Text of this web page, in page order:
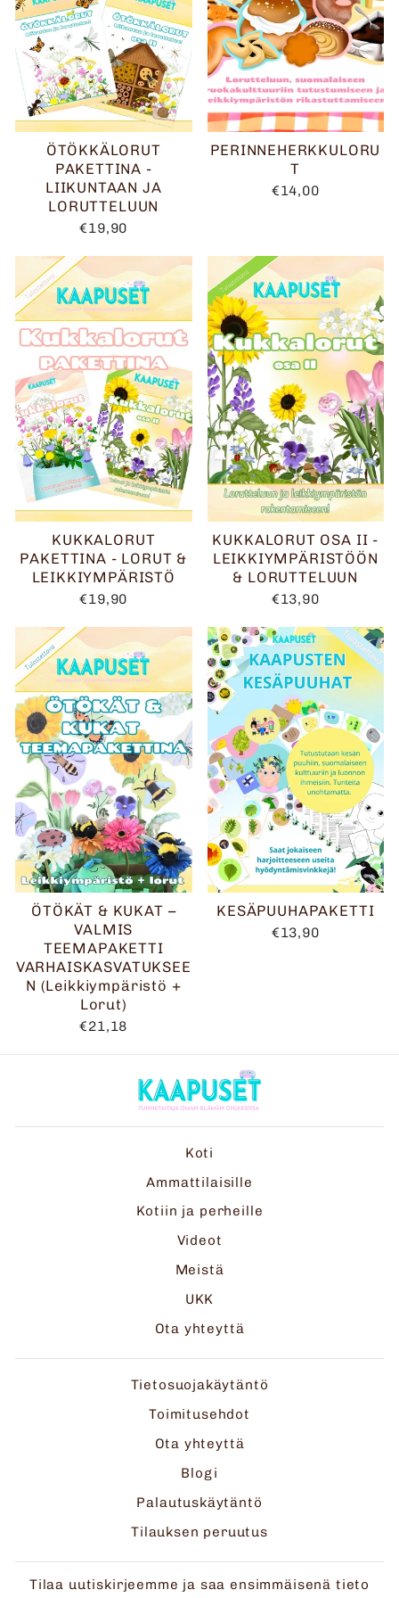
ÖTÖKKÄLORUT
PAKETTINA -
LIIKUNTAAN JA
LORUTTELUUN
€19,90
PERINNEHERKKULORU
T
€14,00
KUKKALORUT
PAKETTINA - LORUT &
LEIKKIYMPÄRISTÖ
€19,90
KUKKALORUT OSA II -
LEIKKIYMPÄRISTÖÖN
& LORUTTELUUN
€13,90
ÖTÖKÄT & KUKAT –
VALMIS
TEEMAPAKETTI
VARHAISKASVATUKSEE
N (Leikkiympäristö +
Lorut)
€21,18
KESÄPUUHAPAKETTI
€13,90
Koti
Ammattilaisille
Kotiin ja perheille
Videot
Meistä
UKK
Ota yhteyttä
Tietosuojakäytäntö
Toimitusehdot
Ota yhteyttä
Blogi
Palautuskäytäntö
Tilauksen peruutus
Tilaa uutiskirjeemme ja saa ensimmäisenä tieto